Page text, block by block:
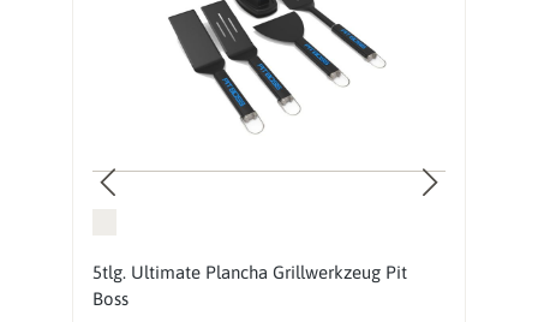
5tlg. Ultimate Plancha Grillwerkzeug Pit
Boss